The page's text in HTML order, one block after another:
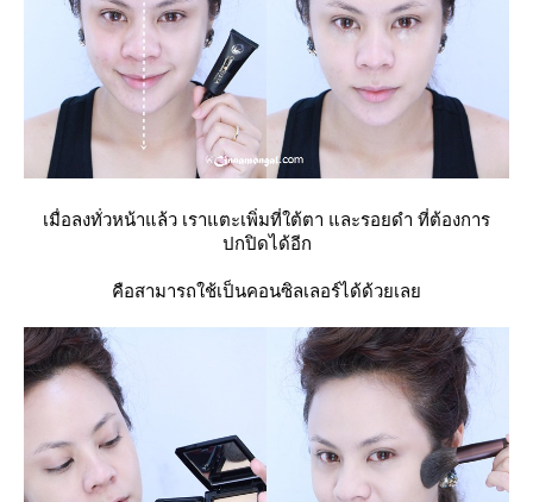
เมื่อลงทั่วหน้าแล้ว เราแตะเพิ่มที่ใต้ตา และรอยดำ ที่ต้องการ
ปกปิดได้อีก
คือสามารถใช้เป็นคอนซิลเลอร์ได้ด้วยเล